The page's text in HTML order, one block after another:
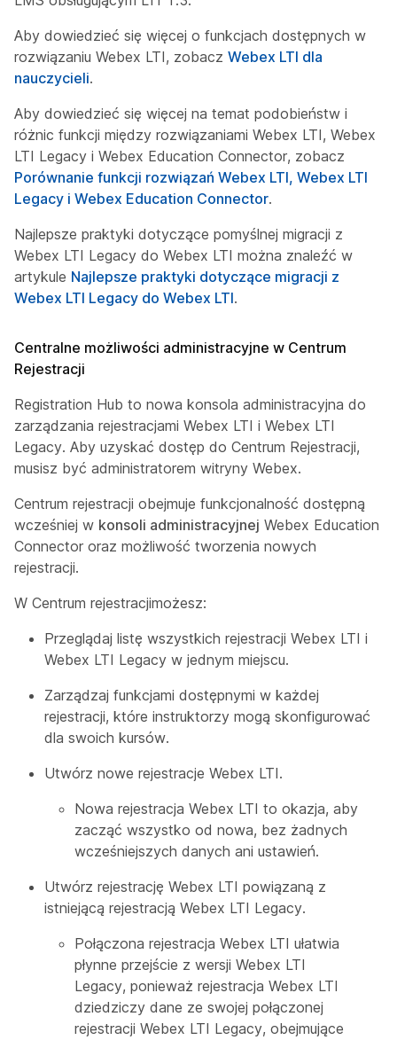
Aby dowiedzieć się więcej o funkcjach dostępnych w
rozwiązaniu Webex LTI, zobacz Webex LTI dla
nauczycieli.
Aby dowiedzieć się więcej na temat podobieństw i
różnic funkcji między rozwiązaniami Webex LTI, Webex
LTI Legacy i Webex Education Connector, zobacz
Porównanie funkcji rozwiązań Webex LTI, Webex LTI
Legacy i Webex Education Connector.
Najlepsze praktyki dotyczące pomyślnej migracji z
Webex LTI Legacy do Webex LTI można znaleźć w
artykule Najlepsze praktyki dotyczące migracji z
Webex LTI Legacy do Webex LTI.
Centralne możliwości administracyjne w Centrum
Rejestracji
Registration Hub to nowa konsola administracyjna do
zarządzania rejestracjami Webex LTI i Webex LTI
Legacy. Aby uzyskać dostęp do Centrum Rejestracji,
musisz być administratorem witryny Webex.
Centrum rejestracji obejmuje funkcjonalność dostępną
wcześniej w konsoli administracyjnej Webex Education
Connector oraz możliwość tworzenia nowych
rejestracji.
W Centrum rejestracjimożesz:
Przeglądaj listę wszystkich rejestracji Webex LTI i
Webex LTI Legacy w jednym miejscu.
Zarządzaj funkcjami dostępnymi w każdej
rejestracji, które instruktorzy mogą skonfigurować
dla swoich kursów.
Utwórz nowe rejestracje Webex LTI.
Nowa rejestracja Webex LTI to okazja, aby
zacząć wszystko od nowa, bez żadnych
wcześniejszych danych ani ustawień.
Utwórz rejestrację Webex LTI powiązaną z
istniejącą rejestracją Webex LTI Legacy.
Połączona rejestracja Webex LTI ułatwia
płynne przejście z wersji Webex LTI
Legacy, ponieważ rejestracja Webex LTI
dziedziczy dane ze swojej połączonej
rejestracji Webex LTI Legacy, obejmujące